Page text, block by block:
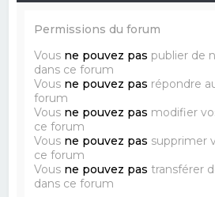
Permissions du forum
Vous ne pouvez pas publier de
dans ce forum
Vous ne pouvez pas répondre
forum
Vous ne pouvez pas modifier
ce forum
Vous ne pouvez pas supprimer
ce forum
Vous ne pouvez pas transférer
dans ce forum